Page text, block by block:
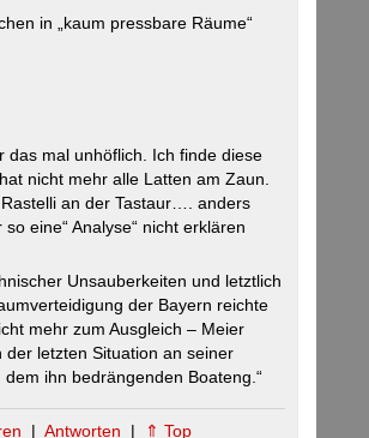
in „kaum pressbare Räume“
das mal unhöflich. Ich finde diese
nicht mehr alle Latten am Zaun.
an der Tastaur…. anders
so eine“ Analyse“ nicht erklären
Unsauberkeiten und letztlich
der Bayern reichte
mehr zum Ausgleich – Meier
der letzten Situation an seiner
dem ihn bedrängenden Boateng.“
| Antworten | ⇑ Top